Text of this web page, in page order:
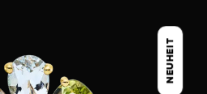
NEUHEIT